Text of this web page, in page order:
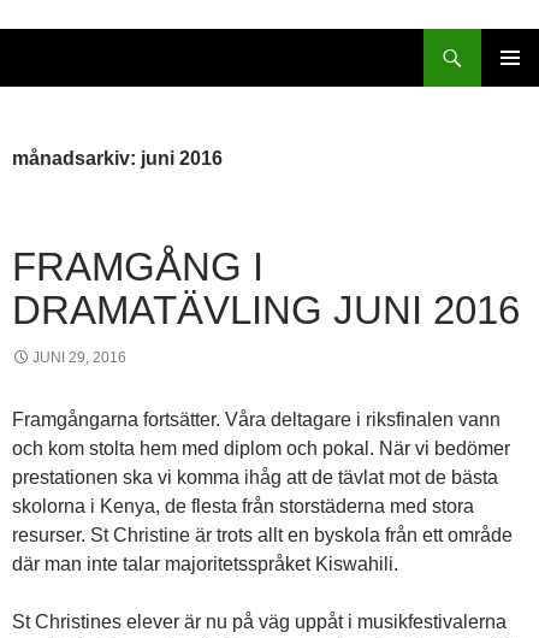
månadsarkiv: juni 2016
FRAMGÅNG I
DRAMATÄVLING JUNI 2016
JUNI 29, 2016
Framgångarna fortsätter. Våra deltagare i riksfinalen vann
och kom stolta hem med diplom och pokal. När vi bedömer
prestationen ska vi komma ihåg att de tävlat mot de bästa
skolorna i Kenya, de flesta från storstäderna med stora
resurser. St Christine är trots allt en byskola från ett område
där man inte talar majoritetsspråket Kiswahili.
St Christines elever är nu på väg uppåt i musikfestivalerna